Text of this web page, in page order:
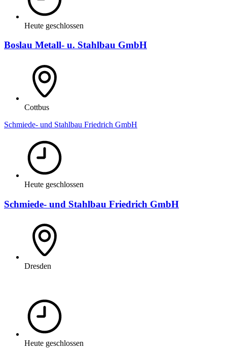
Heute geschlossen
Boslau Metall- u. Stahlbau GmbH
Cottbus
Schmiede- und Stahlbau Friedrich GmbH
Heute geschlossen
Schmiede- und Stahlbau Friedrich GmbH
Dresden
Heute geschlossen